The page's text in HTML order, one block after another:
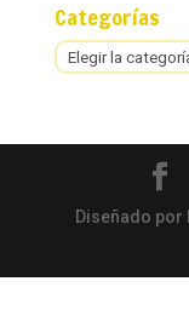
Categorías
Categorías
Diseñado por